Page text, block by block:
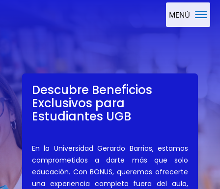
Descubre Beneficios
Exclusivos para
Estudiantes UGB
En la Universidad Gerardo Barrios, estamos
comprometidos a darte más que solo
educación. Con BONUS, queremos ofrecerte
una experiencia completa fuera del aula,